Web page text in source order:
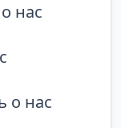
нас
о нас